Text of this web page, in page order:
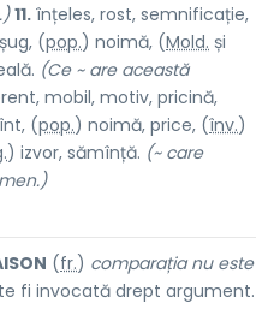
11. înțeles, rost, semnificație,
ug, (pop.) noimă, (Mold. și
ală. (Ce ~ are această
mobil, motiv, pricină,
înt, (pop.) noimă, price, (înv.)
) izvor, sămînță. (~ care
(fr.) comparația nu este
fi invocată drept argument.